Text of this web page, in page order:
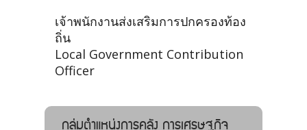
เจ้าพนักงานส่งเสริมการปกครองท้อง
ถิ่น
Local Government Contribution
Officer
กลุ่มตำแหน่งการคลัง การเศรษฐกิจ